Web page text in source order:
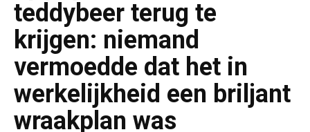
teddybeer terug te
krijgen: niemand
vermoedde dat het in
werkelijkheid een briljant
wraakplan was